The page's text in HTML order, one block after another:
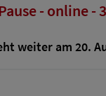
- online -
weiter am 20.